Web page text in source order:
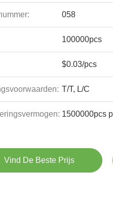
058
100000pcs
$0.03/pcs
T/T, L/C
1500000pcs
Vind De Beste Prijs